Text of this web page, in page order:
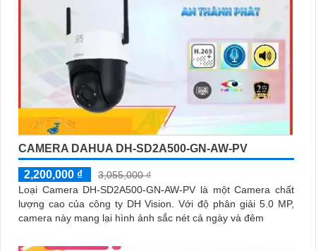
CAMERA DAHUA DH-SD2A500-GN-AW-PV
2,200,000 ₫
3,055,000 ₫
Loại Camera DH-SD2A500-GN-AW-PV là một Camera chất
lượng cao của công ty DH Vision. Với độ phân giải 5.0 MP,
camera này mang lại hình ảnh sắc nét cả ngày và đêm